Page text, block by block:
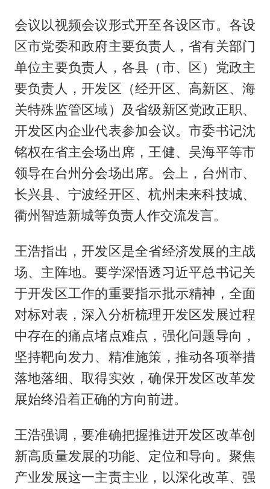
会议以视频会议形式开至各设区市。各设
区市党委和政府主要负责人，省有关部门
单位主要负责人，各县（市、区）党政主
要负责人，开发区（经开区、高新区、海
关特殊监管区域）及省级新区党政正职、
开发区内企业代表参加会议。市委书记沈
铭权在省主会场出席，王健、吴海平等市
领导在台州分会场出席。会上，台州市、
长兴县、宁波经开区、杭州未来科技城、
衢州智造新城等负责人作交流发言。
王浩指出，开发区是全省经济发展的主战
场、主阵地。要学深悟透习近平总书记关
于开发区工作的重要指示批示精神，全面
对标对表，深入分析梳理开发区发展过程
中存在的痛点堵点难点，强化问题导向，
坚持靶向发力、精准施策，推动各项举措
落地落细、取得实效，确保开发区改革发
展始终沿着正确的方向前进。
王浩强调，要准确把握推进开发区改革创
新高质量发展的功能、定位和导向。聚焦
产业发展这一主责主业，以深化改革、强